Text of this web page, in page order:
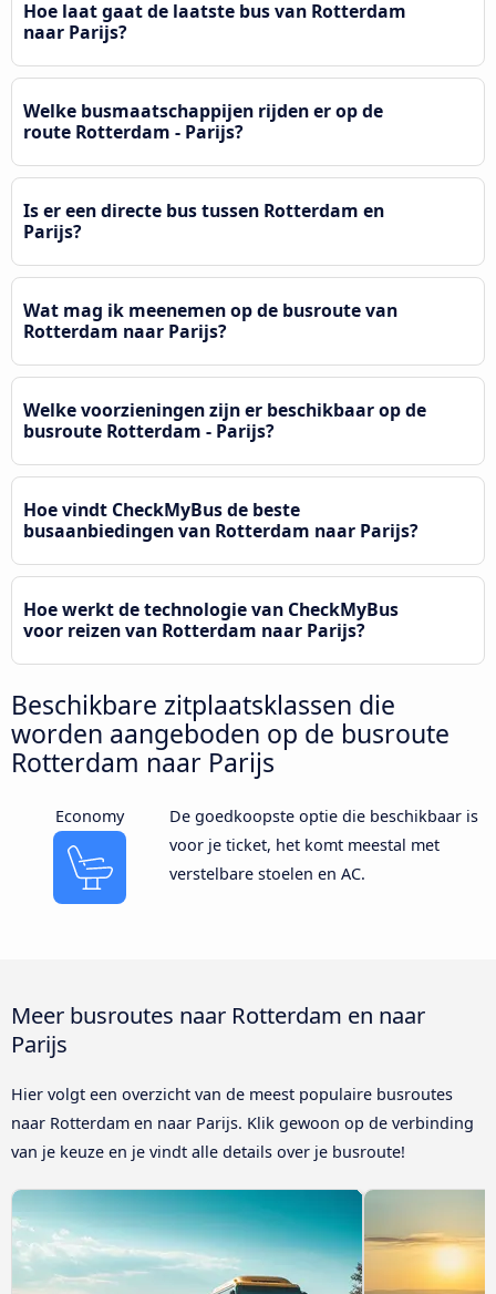
Hoe laat gaat de laatste bus van Rotterdam
naar Parijs?
Welke busmaatschappijen rijden er op de
route Rotterdam - Parijs?
Is er een directe bus tussen Rotterdam en
Parijs?
Wat mag ik meenemen op de busroute van
Rotterdam naar Parijs?
Welke voorzieningen zijn er beschikbaar op de
busroute Rotterdam - Parijs?
Hoe vindt CheckMyBus de beste
busaanbiedingen van Rotterdam naar Parijs?
Hoe werkt de technologie van CheckMyBus
voor reizen van Rotterdam naar Parijs?
Beschikbare zitplaatsklassen die
worden aangeboden op de busroute
Rotterdam naar Parijs
Economy
De goedkoopste optie die beschikbaar is
voor je ticket, het komt meestal met
verstelbare stoelen en AC.
Meer busroutes naar Rotterdam en naar
Parijs
Hier volgt een overzicht van de meest populaire busroutes
naar Rotterdam en naar Parijs. Klik gewoon op de verbinding
van je keuze en je vindt alle details over je busroute!